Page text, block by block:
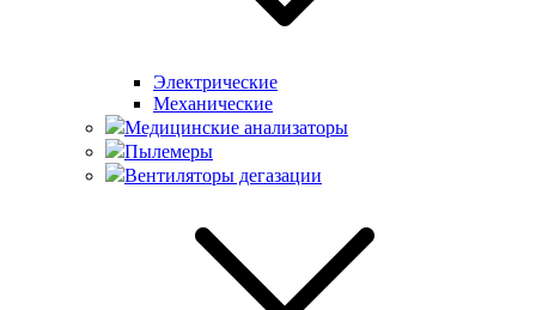
Электрические
Механические
Медицинские анализаторы
Пылемеры
Вентиляторы дегазации